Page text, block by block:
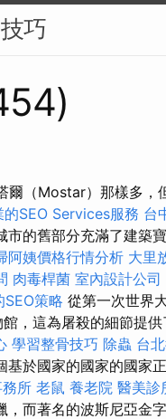
巧
爾（Mostar）那樣多，
的SEO Services服務 台
的舊部分充滿了建築
阿姨價格行情分析 大里
肉毒桿菌 室內設計公司
SEO策略 從第一次世界
，這為屠殺的細節提供
學習整骨技巧 除蟲 台
於國家的國家的國家
所 老鼠 養老院 醫美診
而著名的波斯尼亞金